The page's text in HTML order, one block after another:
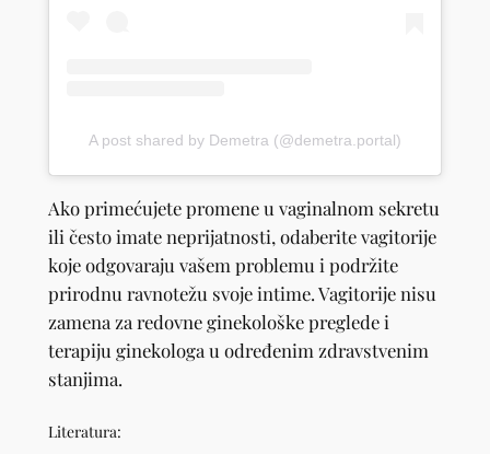
A post shared by Demetra (@demetra.portal)
Ako primećujete promene u vaginalnom sekretu
ili često imate neprijatnosti, odaberite vagitorije
koje odgovaraju vašem problemu i podržite
prirodnu ravnotežu svoje intime. Vagitorije nisu
zamena za redovne ginekološke preglede i
terapiju ginekologa u određenim zdravstvenim
stanjima.
Literatura: